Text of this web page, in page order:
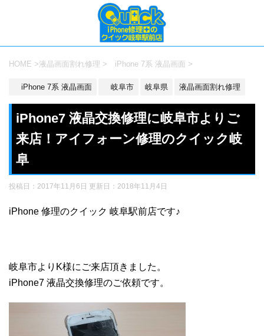
HOME >液晶画面割れ修理 > iPhone 7系 液晶画面 >
iPhone 7系 液晶画面 岐阜市 岐阜県 液晶画面割れ修理
iPhone7 液晶交換修理に岐阜市よりご
来店！アイフォーン修理のクイック岐
阜
投稿日：2017年11月6日 更新日： 2018年11月4日
iPhone 修理のクイック 岐阜駅前店です♪
岐阜市よりK様にご来店頂きました。
iPhone7 液晶交換修理のご依頼です。